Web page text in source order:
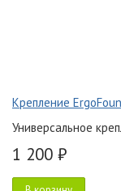
Крепление
Универсальное
1 200 ₽